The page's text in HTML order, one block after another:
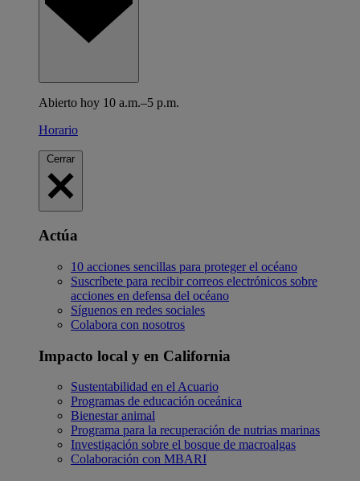
Abierto hoy 10 a.m.–5 p.m.
Horario
Cerrar
Actúa
10 acciones sencillas para proteger el océano
Suscríbete para recibir correos electrónicos sobre
acciones en defensa del océano
Síguenos en redes sociales
Colabora con nosotros
Impacto local y en California
Sustentabilidad en el Acuario
Programas de educación oceánica
Bienestar animal
Programa para la recuperación de nutrias marinas
Investigación sobre el bosque de macroalgas
Colaboración con MBARI